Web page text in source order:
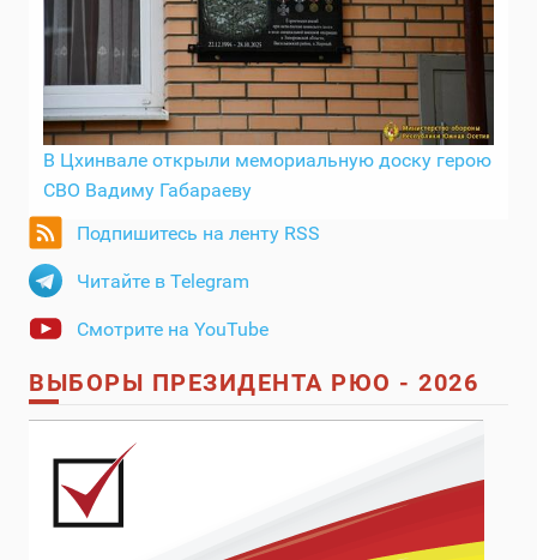
В Цхинвале открыли мемориальную доску герою
СВО Вадиму Габараеву
Подпишитесь на ленту RSS
Читайте в Telegram
Смотрите на YouTube
ВЫБОРЫ ПРЕЗИДЕНТА РЮО - 2026